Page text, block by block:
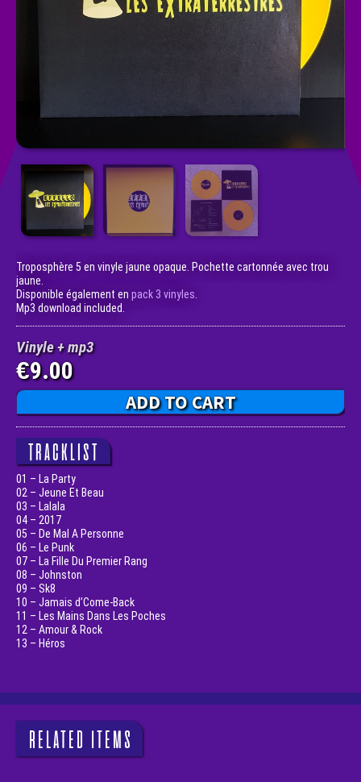
Troposphère 5 en vinyle jaune opaque. Pochette cartonnée avec trou
jaune.
Disponible également en pack 3 vinyles.
Mp3 download included.
Vinyle + mp3
€9.00
ADD TO CART
TRACKLIST
01 – La Party
02 – Jeune Et Beau
03 – Lalala
04 – 2017
05 – De Mal A Personne
06 – Le Punk
07 – La Fille Du Premier Rang
08 – Johnston
09 – Sk8
10 – Jamais d’Come-Back
11 – Les Mains Dans Les Poches
12 – Amour & Rock
13 – Héros
RELATED ITEMS